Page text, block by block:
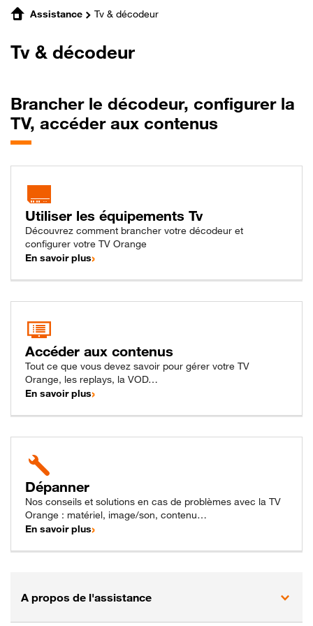
Assistance Tv & décodeur
Tv & décodeur
Brancher le décodeur, configurer la
TV, accéder aux contenus
Utiliser les équipements Tv
Découvrez comment brancher votre décodeur et
configurer votre TV Orange
En savoir plus
pour utiliser les équipements TV
Accéder aux contenus
Tout ce que vous devez savoir pour gérer votre TV
Orange, les replays, la VOD…
En savoir plus
pour accéder aux contenus
Dépanner
Nos conseils et solutions en cas de problèmes avec la TV
Orange : matériel, image/son, contenu…
En savoir plus
pour être dépanné
A propos de l'assistance